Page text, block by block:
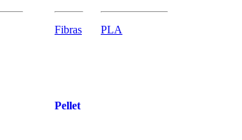
Fibras PLA
Pellet